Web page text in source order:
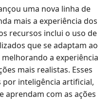
uma nova linha de
mais a experiência dos
recursos inclui o uso de
que se adaptam ao
a experiência
mais realistas. Esses
por inteligência artificial,
aprendam com as ações